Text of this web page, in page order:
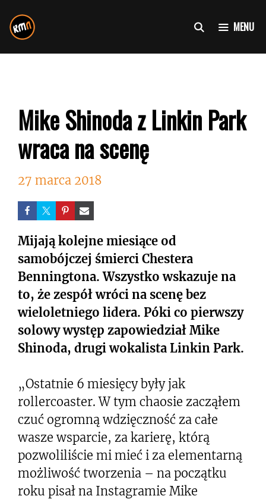
do
treści
MENU
Mike Shinoda z Linkin Park
wraca na scenę
27 marca 2018
Mijają kolejne miesiące od
samobójczej śmierci Chestera
Benningtona. Wszystko wskazuje na
to, że zespół wróci na scenę bez
wieloletniego lidera. Póki co pierwszy
solowy występ zapowiedział Mike
Shinoda, drugi wokalista Linkin Park.
„Ostatnie 6 miesięcy były jak
rollercoaster. W tym chaosie zacząłem
czuć ogromną wdzięczność za całe
wasze wsparcie, za karierę, którą
pozwoliliście mi mieć i za elementarną
możliwość tworzenia – na początku
roku pisał na Instagramie Mike